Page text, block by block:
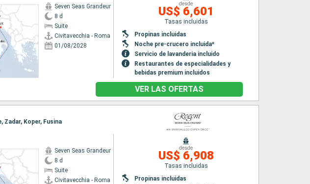
Seven Seas Grandeur
8 d
Suite
Civitavecchia - Roma
01/08/2028
desde
US$ 6,601
Tasas incluidas
Propinas incluidas
Noche pre-crucero incluida*
Servicio de lavanderia incluido
Restaurantes de especialidades y
bebidas premium incluidos
VER LAS OFERTAS
Zadar, Koper, Fusina
Seven Seas Grandeur
8 d
Suite
Civitavecchia - Roma
desde
US$ 6,908
Tasas incluidas
Propinas incluidas